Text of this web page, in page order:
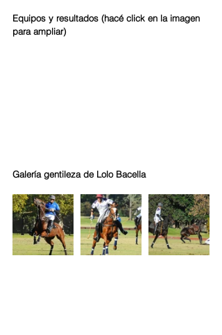
Equipos y resultados (hacé click en la imagen
para ampliar)
Galería gentileza de Lolo Bacella